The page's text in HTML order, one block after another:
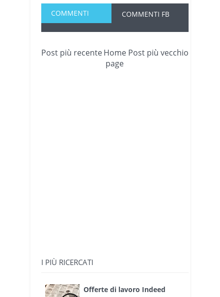
COMMENTI COMMENTI FB
Post più recente Post più vecchio
Home
page
I PIÙ RICERCATI
Offerte di lavoro Indeed